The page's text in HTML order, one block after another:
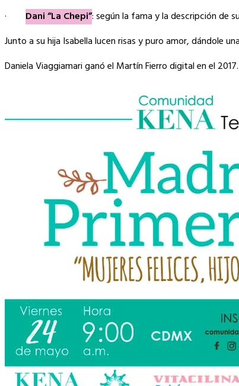
· Dani “La Chepi”: según la fama y la descripción de
Junto a su hija Isabella lucen risas y puro amor, dándole
Daniela Viaggiamari ganó el Martín Fierro digital en el 2017.